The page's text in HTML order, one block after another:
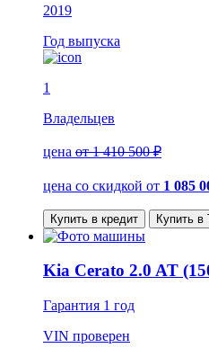
2019
Год выпуска
1
Владельцев
цена от 1 410 500 ₽
цена со скидкой от 1 085
Купить в кредит Купить
Kia Cerato 2.0 AT
Гарантия 1 год
VIN проверен